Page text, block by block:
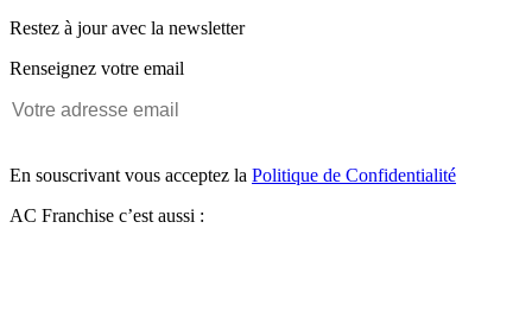
Restez à jour avec la newsletter
Renseignez votre email
En souscrivant vous acceptez la Politique de Confidentialité
AC Franchise c’est aussi :